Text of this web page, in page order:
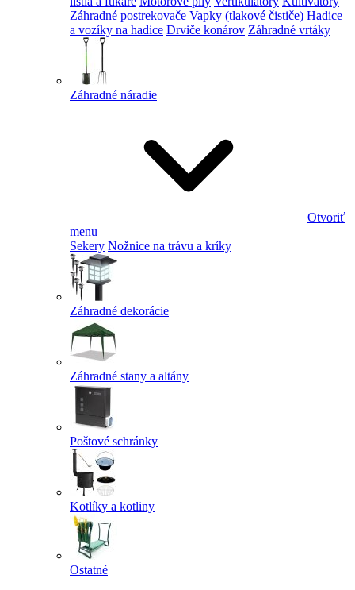
Záhradné postrekovače Vapky (tlakové čističe) Hadice
a vozíky na hadice Drviče konárov Záhradné vrtáky
Záhradné náradie
Otvoriť
menu
Sekery Nožnice na trávu a kríky
Záhradné dekorácie
Záhradné stany a altány
Poštové schránky
Kotlíky a kotliny
Ostatné